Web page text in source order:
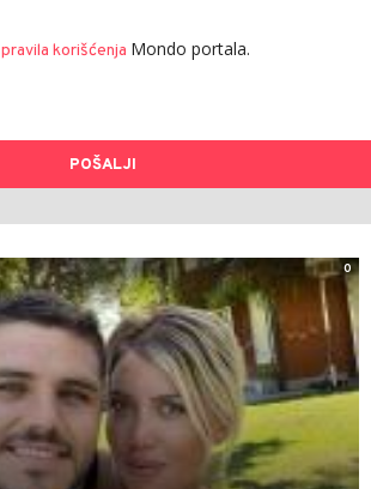
pravila korišćenja Mondo portala.
POŠALJI
0